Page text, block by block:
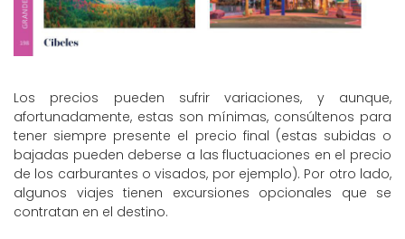
Los precios pueden sufrir variaciones, y aunque,
afortunadamente, estas son mínimas, consúltenos para
tener siempre presente el precio final (estas subidas o
bajadas pueden deberse a las fluctuaciones en el precio
de los carburantes o visados, por ejemplo). Por otro lado,
algunos viajes tienen excursiones opcionales que se
contratan en el destino.